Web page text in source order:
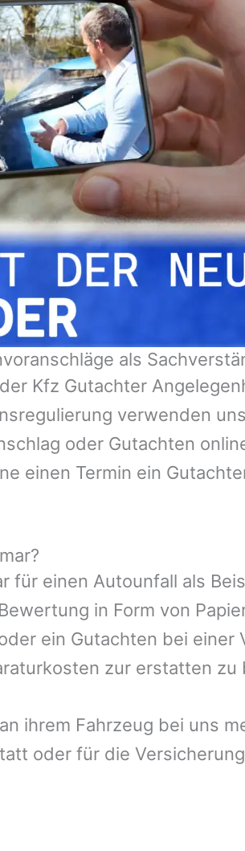
als
Kfz Gutachter
verwenden
oder Gutachten
einen Termin ein
für einen Autounfall als
in Form von
ein Gutachten bei
zur erstatten zu
ihrem Fahrzeug bei uns
oder für die